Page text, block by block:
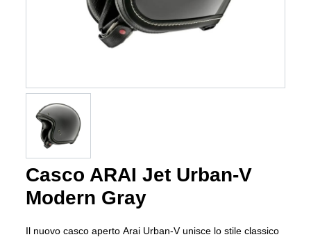
Casco ARAI Jet Urban-V
Modern Gray
Il nuovo casco aperto Arai Urban-V unisce lo stile classico